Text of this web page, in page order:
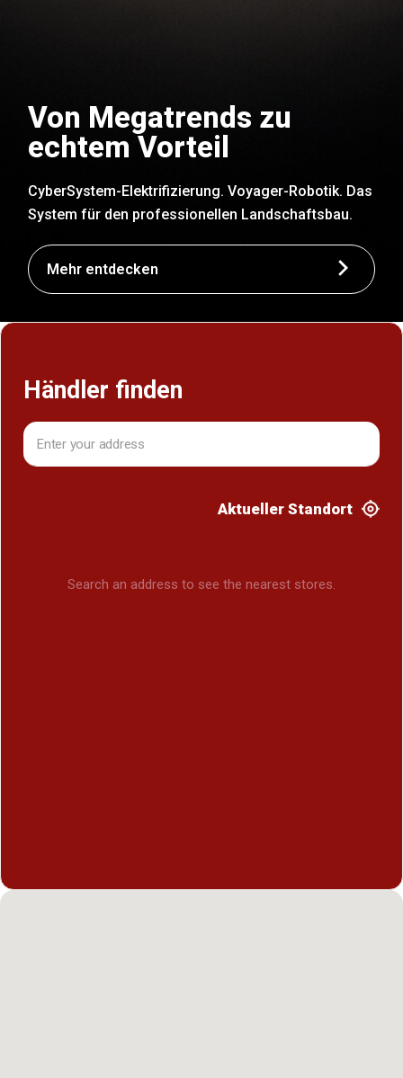
Von Megatrends zu
echtem Vorteil
CyberSystem-Elektrifizierung. Voyager-Robotik. Das
System für den professionellen Landschaftsbau.
Mehr entdecken
Händler finden
Aktueller Standort
Search an address to see the nearest stores.